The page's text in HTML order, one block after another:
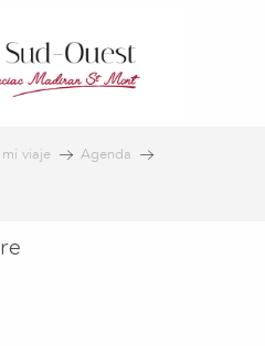
viaje
Agenda